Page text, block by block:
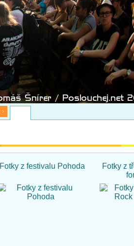
Fotky z festivalu Pohoda
Fotky z